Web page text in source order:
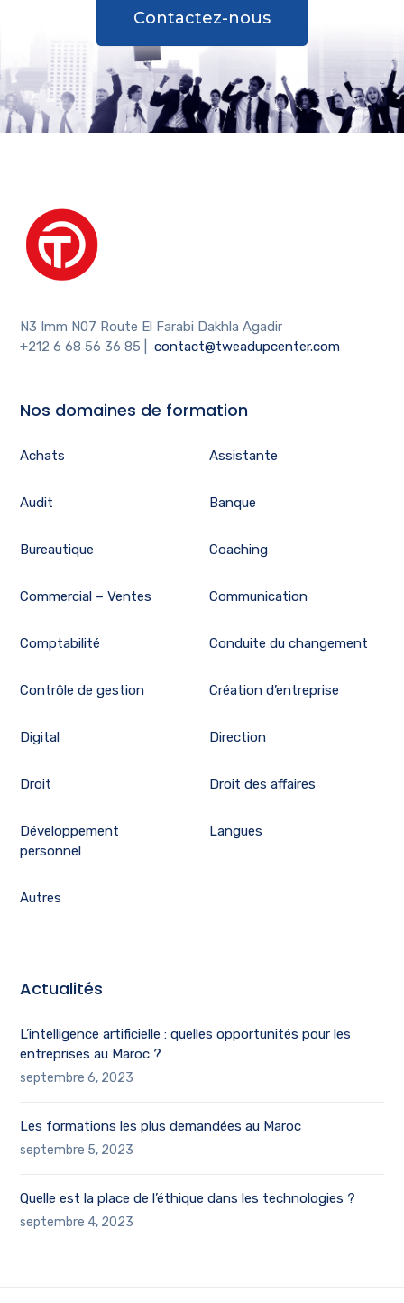
Contactez-nous
N3 Imm N07 Route El Farabi Dakhla Agadir
+212 6 68 56 36 85
|contact@tweadupcenter.com
Nos domaines de formation
Achats Assistante
Audit Banque
Bureautique Coaching
Commercial – Ventes Communication
Comptabilité Conduite du changement
Contrôle de gestion Création d’entreprise
Digital Direction
Droit Droit des affaires
Développement
personnel
Langues
Autres
Actualités
L’intelligence artificielle : quelles opportunités pour les
entreprises au Maroc ?
septembre 6, 2023
Les formations les plus demandées au Maroc
septembre 5, 2023
Quelle est la place de l’éthique dans les technologies ?
septembre 4, 2023